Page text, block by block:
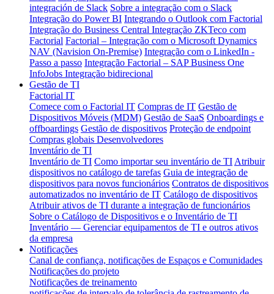
integración de Slack Sobre a integração com o Slack
Integração do Power BI Integrando o Outlook com Factorial
Integração do Business Central Integração ZKTeco com
Factorial Factorial – Integração com o Microsoft Dynamics
NAV (Navision On-Premise) Integração com o LinkedIn -
Passo a passo Integração Factorial – SAP Business One
InfoJobs Integração bidirecional
Gestão de TI
Factorial IT
Comece com o Factorial IT Compras de IT Gestão de
Dispositivos Móveis (MDM) Gestão de SaaS Onboardings e
offboardings Gestão de dispositivos Proteção de endpoint
Compras globais Desenvolvedores
Inventário de TI
Inventário de TI Como importar seu inventário de TI Atribuir
dispositivos no catálogo de tarefas Guia de integração de
dispositivos para novos funcionários Contratos de dispositivos
automatizados no inventário de IT Catálogo de dispositivos
Atribuir ativos de TI durante a integração de funcionários
Sobre o Catálogo de Dispositivos e o Inventário de TI
Inventário — Gerenciar equipamentos de TI e outros ativos
da empresa
Notificações
Canal de confiança, notificações de Espaços e Comunidades
Notificações do projeto
Notificações de treinamento